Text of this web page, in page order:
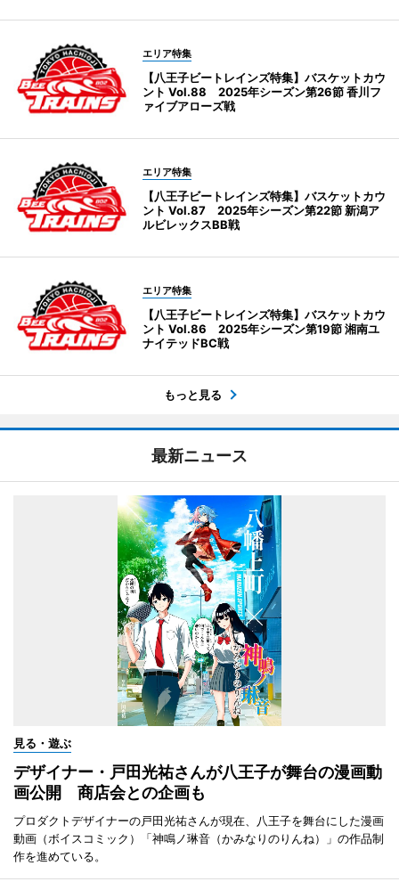
エリア特集
【八王子ビートレインズ特集】バスケットカウ
ント Vol.88 2025年シーズン第26節 香川フ
ァイブアローズ戦
エリア特集
【八王子ビートレインズ特集】バスケットカウ
ント Vol.87 2025年シーズン第22節 新潟ア
ルビレックスBB戦
エリア特集
【八王子ビートレインズ特集】バスケットカウ
ント Vol.86 2025年シーズン第19節 湘南ユ
ナイテッドBC戦
もっと見る
最新ニュース
見る・遊ぶ
デザイナー・戸田光祐さんが八王子が舞台の漫画動
画公開 商店会との企画も
プロダクトデザイナーの戸田光祐さんが現在、八王子を舞台にした漫画
動画（ボイスコミック）「神鳴ノ琳音（かみなりのりんね）」の作品制
作を進めている。